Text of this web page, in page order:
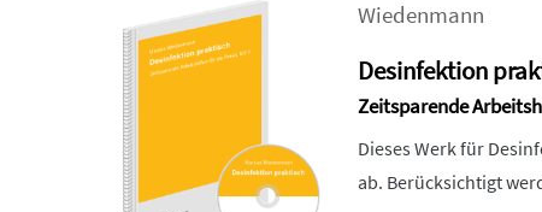
Wiedenmann
Desinfektion
Zeitsparende
Dieses Werk für
ab. Berücksichtigt